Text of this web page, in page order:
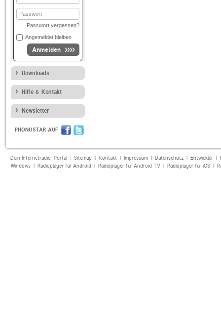
Mail
Passwort
Passwort vergessen?
Angemeldet bleiben
Anmelden
Downloads
Hilfe & Kontakt
Newsletter
PHONOSTAR AUF
Dein Internetradio-Portal : Sitemap| Kontakt| Impressum| Datenschutz| Entwickler|
Windows| Radioplayer für Android| Radioplayer für Android TV| Radioplayer für iOS|